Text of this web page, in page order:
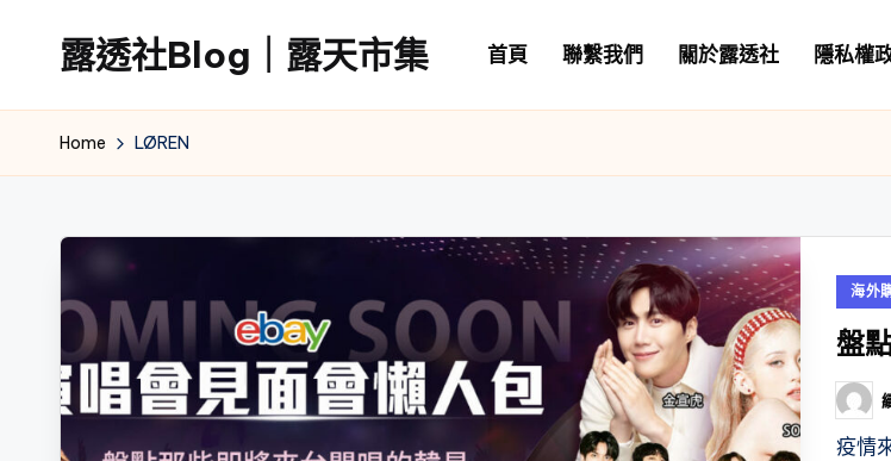
content
露透社Blog｜露天市集
透
社
｜
天
市
集
首頁 聯繫我們 關於露透社 隱私權
Home LØREN
in
海外
盤
by
疫情